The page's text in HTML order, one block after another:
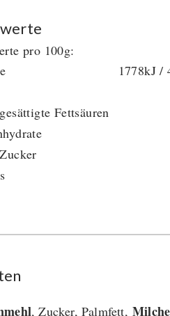
pro 100g:
1778kJ /
Fettsäuren
, Zucker, Palmfett,